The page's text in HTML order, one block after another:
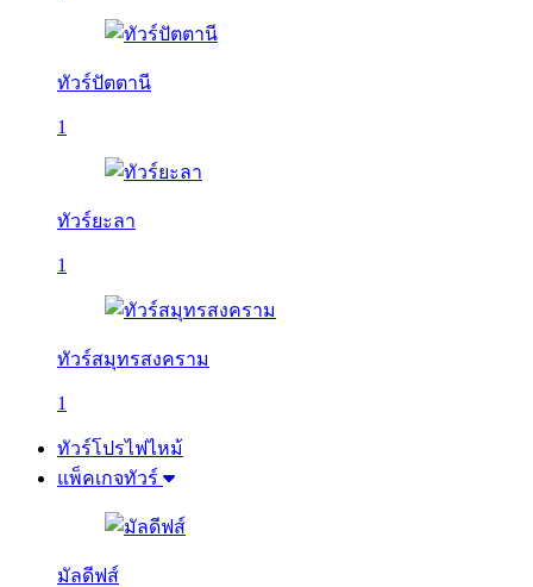
ทัวร์ปัตตานี
1
ทัวร์ยะลา
1
ทัวร์สมุทรสงคราม
1
ทัวร์โปรไฟไหม้
แพ็คเกจทัวร์
มัลดีฟส์